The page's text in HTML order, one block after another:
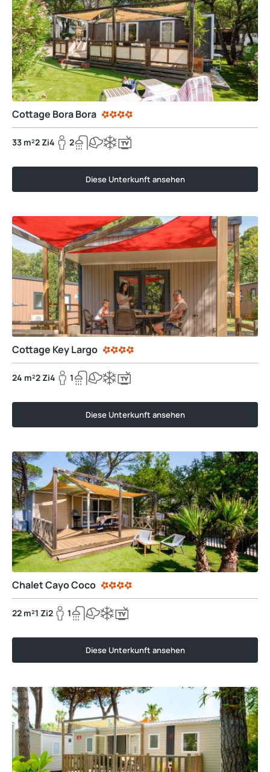
Cottage Bora Bora
33 m²2 Zi4 2
Diese Unterkunft ansehen
Cottage Key Largo
24 m²2 Zi4 1
Diese Unterkunft ansehen
Chalet Cayo Coco
22 m²1 Zi2 1
Diese Unterkunft ansehen